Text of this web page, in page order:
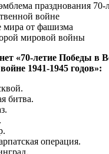
празднования 70-
войне
мира от фашизма
мировой войны
«70-летие Победы в
1941-1945 годов»:
битва.
операция.